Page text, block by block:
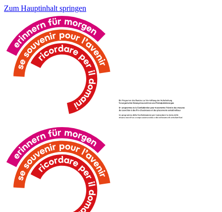
Zum Hauptinhalt springen